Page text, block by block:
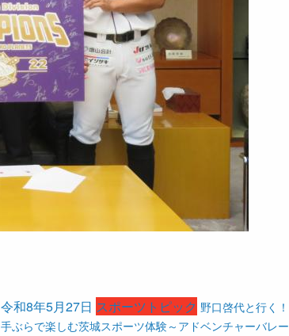
令和8年5月27日 スポーツトピック 野口啓代と行く！
手ぶらで楽しむ茨城スポーツ体験～アドベンチャーバレー